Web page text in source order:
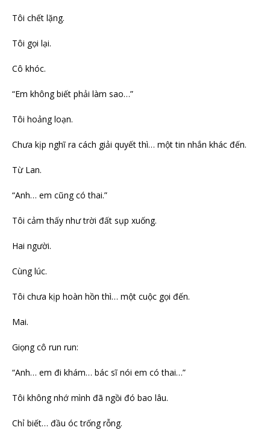
Tôi chết lặng.
Tôi gọi lại.
Cô khóc.
“Em không biết phải làm sao…”
Tôi hoảng loạn.
Chưa kịp nghĩ ra cách giải quyết thì… một tin nhắn khác đến.
Từ Lan.
“Anh… em cũng có thai.”
Tôi cảm thấy như trời đất sụp xuống.
Hai người.
Cùng lúc.
Tôi chưa kịp hoàn hồn thì… một cuộc gọi đến.
Mai.
Giọng cô run run:
“Anh… em đi khám… bác sĩ nói em có thai…”
Tôi không nhớ mình đã ngồi đó bao lâu.
Chỉ biết… đầu óc trống rỗng.